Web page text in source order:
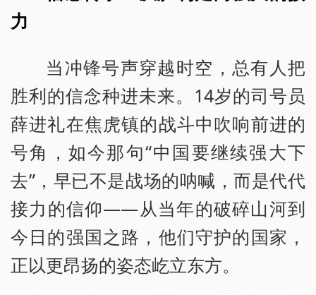
力
当冲锋号声穿越时空，总有人把
胜利的信念种进未来。14岁的司号员
薛进礼在焦虎镇的战斗中吹响前进的
号角，如今那句“中国要继续强大下
去”，早已不是战场的呐喊，而是代代
接力的信仰——从当年的破碎山河到
今日的强国之路，他们守护的国家，
正以更昂扬的姿态屹立东方。